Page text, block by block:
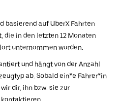
basierend auf UberX Fahrten
die in den letzten 12 Monaten
unternommen wurden.
und hängt von der Anzahl
ab. Sobald ein*e Fahrer*in
dir, ihn bzw. sie zur